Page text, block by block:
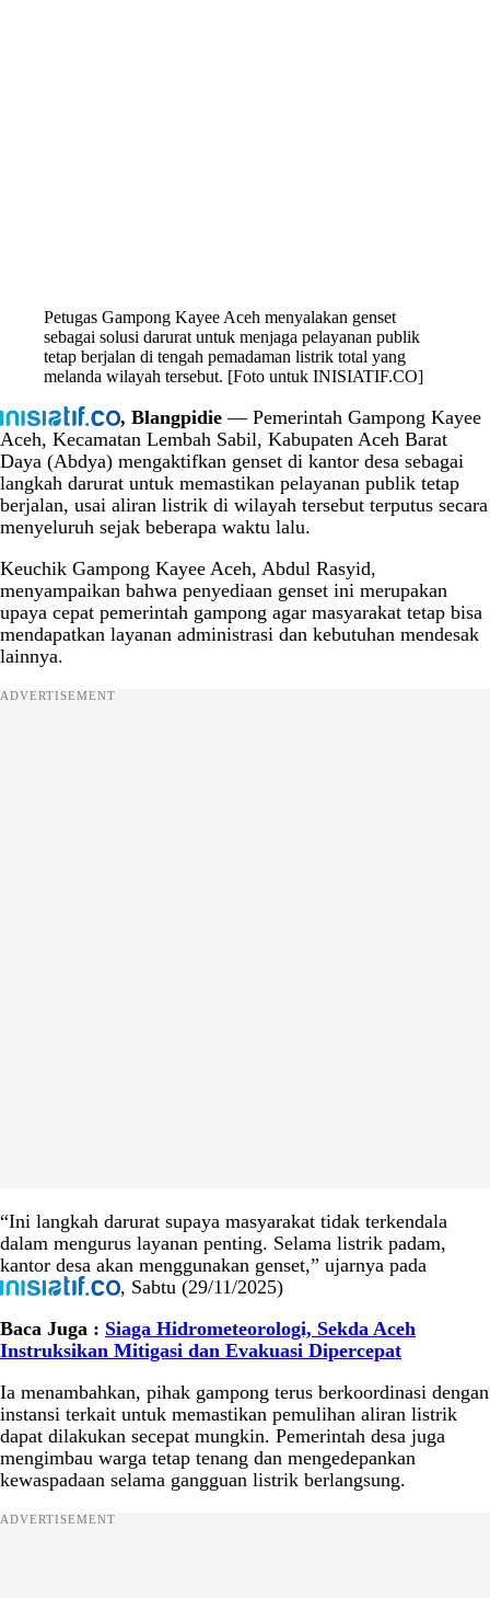
Petugas Gampong Kayee Aceh menyalakan genset
sebagai solusi darurat untuk menjaga pelayanan publik
tetap berjalan di tengah pemadaman listrik total yang
melanda wilayah tersebut. [Foto untuk INISIATIF.CO]
, Blangpidie— Pemerintah Gampong Kayee
Aceh, Kecamatan Lembah Sabil, Kabupaten Aceh Barat
Daya (Abdya) mengaktifkan genset di kantor desa sebagai
langkah darurat untuk memastikan pelayanan publik tetap
berjalan, usai aliran listrik di wilayah tersebut terputus secara
menyeluruh sejak beberapa waktu lalu.
Keuchik Gampong Kayee Aceh, Abdul Rasyid,
menyampaikan bahwa penyediaan genset ini merupakan
upaya cepat pemerintah gampong agar masyarakat tetap bisa
mendapatkan layanan administrasi dan kebutuhan mendesak
lainnya.
ADVERTISEMENT
“Ini langkah darurat supaya masyarakat tidak terkendala
dalam mengurus layanan penting. Selama listrik padam,
kantor desa akan menggunakan genset,” ujarnya pada
, Sabtu (29/11/2025)
Baca Juga : Siaga Hidrometeorologi, Sekda Aceh
Instruksikan Mitigasi dan Evakuasi Dipercepat
Ia menambahkan, pihak gampong terus berkoordinasi dengan
instansi terkait untuk memastikan pemulihan aliran listrik
dapat dilakukan secepat mungkin. Pemerintah desa juga
mengimbau warga tetap tenang dan mengedepankan
kewaspadaan selama gangguan listrik berlangsung.
ADVERTISEMENT